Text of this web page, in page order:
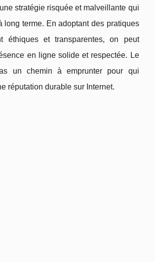
stratégie risquée et malveillante qui
long terme. En adoptant des pratiques
éthiques et transparentes, on peut
en ligne solide et respectée. Le
un chemin à emprunter pour qui
réputation durable sur Internet.